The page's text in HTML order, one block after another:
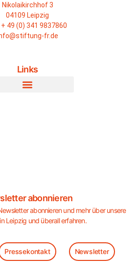
Nikolaikirchhof 3
04109 Leipzig
+ 49 (0) 341 9837860
fr.de
Links
abonnieren
abonnieren und mehr über unsere
Leipzig und überall erfahren.
Pressekontakt Newsletter